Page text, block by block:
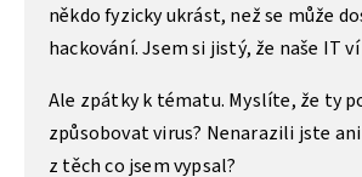
někdo fyzicky ukrást, než se může
hackování. Jsem si jistý, že naše IT ví
Ale zpátky k tématu. Myslíte, že ty
způsobovat virus? Nenarazili jste
z těch co jsem vypsal?